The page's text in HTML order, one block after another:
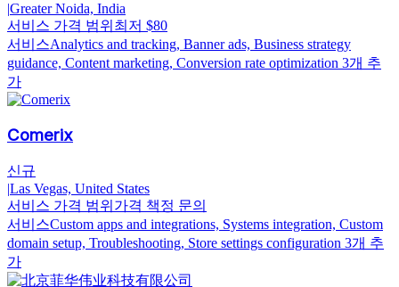
|Greater Noida, India
서비스 가격 범위 최저 $80
서비스Analytics and tracking, Banner ads, Business strategy
guidance, Content marketing, Conversion rate optimization 3개 추
가
Comerix
신규
|Las Vegas, United States
서비스 가격 범위 가격 책정 문의
서비스Custom apps and integrations, Systems integration, Custom
domain setup, Troubleshooting, Store settings configuration 3개 추
가